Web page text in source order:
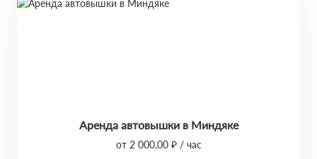
Аренда автовышки в Миндяке
от 2 000,00 ₽ / час